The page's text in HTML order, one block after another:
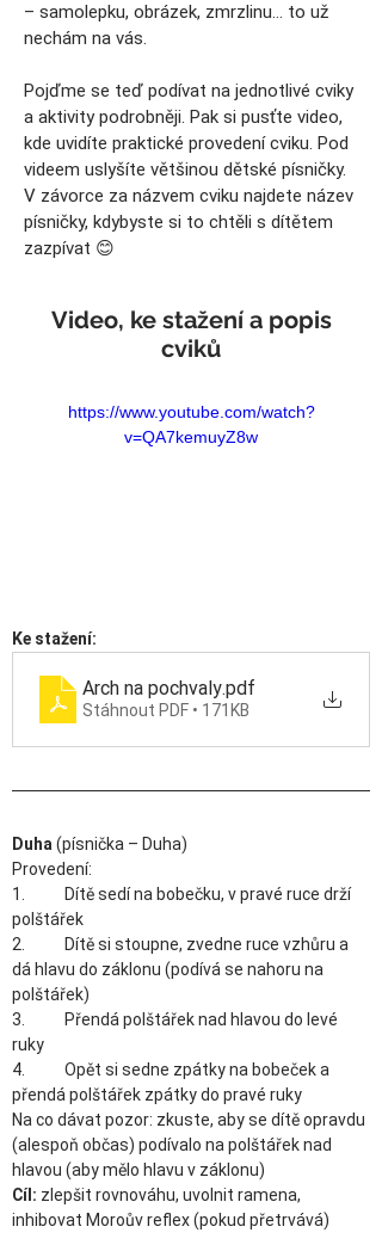
– samolepku, obrázek, zmrzlinu… to už
nechám na vás.
Pojďme se teď podívat na jednotlivé cviky
a aktivity podrobněji. Pak si pusťte video,
kde uvidíte praktické provedení cviku. Pod
videem uslyšíte většinou dětské písničky.
V závorce za názvem cviku najdete název
písničky, kdybyste si to chtěli s dítětem
zazpívat 😊
Video, ke stažení a popis
cviků
https://www.youtube.com/watch?
v=QA7kemuyZ8w
Ke stažení:
Arch na pochvaly.pdf
Stáhnout PDF • 171KB
Duha (písnička – Duha)
Provedení:
1.           Dítě sedí na bobečku, v pravé ruce drží
polštářek
2.           Dítě si stoupne, zvedne ruce vzhůru a
dá hlavu do záklonu (podívá se nahoru na
polštářek)
3.           Přendá polštářek nad hlavou do levé
ruky
4.           Opět si sedne zpátky na bobeček a
přendá polštářek zpátky do pravé ruky
Na co dávat pozor: zkuste, aby se dítě opravdu
(alespoň občas) podívalo na polštářek nad
hlavou (aby mělo hlavu v záklonu)
Cíl: zlepšit rovnováhu, uvolnit ramena,
inhibovat Moroův reflex (pokud přetrvává)